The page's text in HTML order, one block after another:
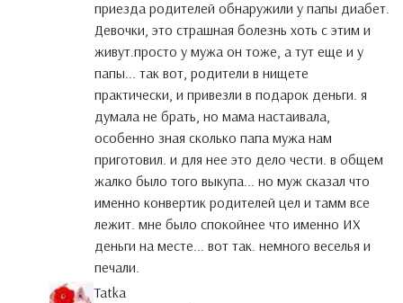
приезда родителей обнаружили у папы диабет.
Девочки, это страшная болезнь хоть с этим и
живут.просто у мужа он тоже, а тут еще и у
папы... так вот, родители в нищете
практически, и привезли в подарок деньги. я
думала не брать, но мама настаивала,
особенно зная сколько папа мужа нам
приготовил. и для нее это дело чести. в общем
жалко было того выкупа... но муж сказал что
именно конвертик родителей цел и тамм все
лежит. мне было спокойнее что именно ИХ
деньги на месте... вот так. немного веселья и
печали.
Tatka